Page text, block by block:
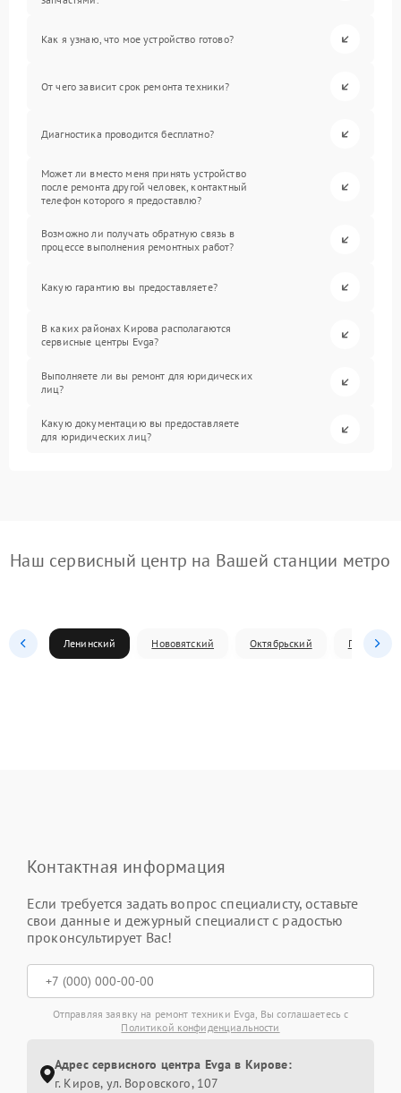
Как я узнаю, что мое устройство готово?
От чего зависит срок ремонта техники?
Диагностика проводится бесплатно?
Может ли вместо меня принять устройство
после ремонта другой человек, контактный
телефон которого я предоставлю?
Возможно ли получать обратную связь в
процессе выполнения ремонтных работ?
Какую гарантию вы предоставляете?
В каких районах Кирова располагаются
сервисные центры Evga?
Выполняете ли вы ремонт для юридических
лиц?
Какую документацию вы предоставляете
для юридических лиц?
Наш сервисный центр на Вашей станции метро
Ленинский Нововятский Октябрьский
Контактная информация
Если требуется задать вопрос специалисту, оставьте
свои данные и дежурный специалист с радостью
проконсультирует Вас!
Отправляя заявку на ремонт техники Evga, Вы соглашаетесь с
Политикой конфиденциальности
Адрес сервисного центра Evga в Кирове:
г. Киров, ул. Воровского, 107